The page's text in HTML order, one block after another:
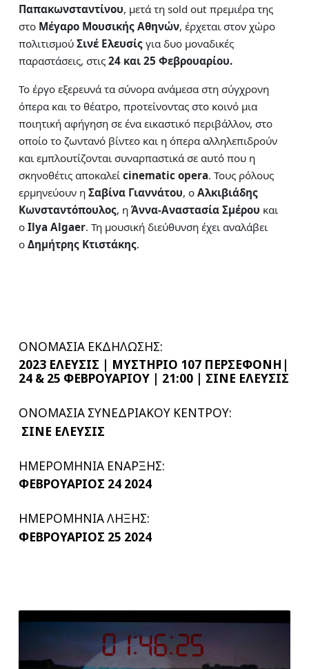
Παπακωνσταντίνου, μετά τη sold out πρεμιέρα της
στο Μέγαρο Μουσικής Αθηνών, έρχεται στον χώρο
πολιτισμούΣινέ Ελευσίς για δυο μοναδικές
παραστάσεις, στις24 και 25 Φεβρουαρίου.
Το έργο εξερευνά τα σύνορα ανάμεσα στη σύγχρονη
όπερα και το θέατρο, προτείνοντας στο κοινό μια
ποιητική αφήγηση σε ένα εικαστικό περιβάλλον, στο
οποίο το ζωντανό βίντεο και η όπερα αλληλεπιδρούν
και εμπλουτίζονται συναρπαστικά σε αυτό που η
σκηνοθέτις αποκαλείcinematic opera. Τους ρόλους
ερμηνεύουν ηΣαβίνα Γιαννάτου, οΑλκιβιάδης
Κωνσταντόπουλος, ηΆννα-Αναστασία Σμέρου και
ο Ilya Algaer. Τη μουσική διεύθυνση έχει αναλάβει
οΔημήτρης Κτιστάκης.
ΟΝΟΜΑΣΙΑ ΕΚΔΗΛΩΣΗΣ:
2023 ΕΛΕΥΣΙΣ | ΜΥΣΤΗΡΙΟ 107 ΠΕΡΣΕΦΟΝΗ|
24 & 25 ΦΕΒΡΟΥΑΡΙΟΥ | 21:00 | ΣΙΝΕ ΕΛΕΥΣΙΣ
ΟΝΟΜΑΣΙΑ ΣΥΝΕΔΡΙΑΚΟΥ ΚΕΝΤΡΟΥ:
ΣΙΝΕ ΕΛΕΥΣΙΣ
ΗΜΕΡΟΜΗΝΙΑ ΕΝΑΡΞΗΣ:
ΦΕΒΡΟΥΑΡΙΟΣ 24 2024
ΗΜΕΡΟΜΗΝΙΑ ΛΗΞΗΣ:
ΦΕΒΡΟΥΑΡΙΟΣ 25 2024